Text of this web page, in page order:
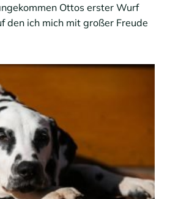
Ottos erster Wurf
den ich mich mit großer Freude